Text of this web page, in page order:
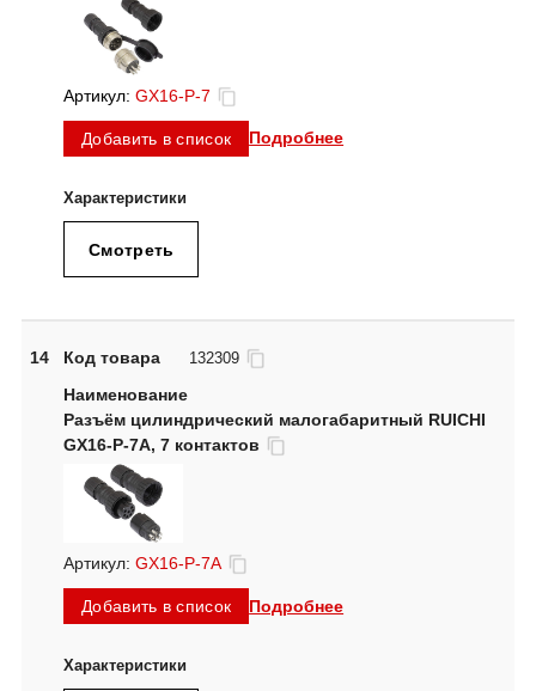
Артикул: GX16-P-7
Добавить в список Подробнее
Смотреть
14 Код товара 132309
Разъём цилиндрический малогабаритный RUICHI
GX16-P-7A, 7 контактов
Артикул: GX16-P-7A
Добавить в список Подробнее